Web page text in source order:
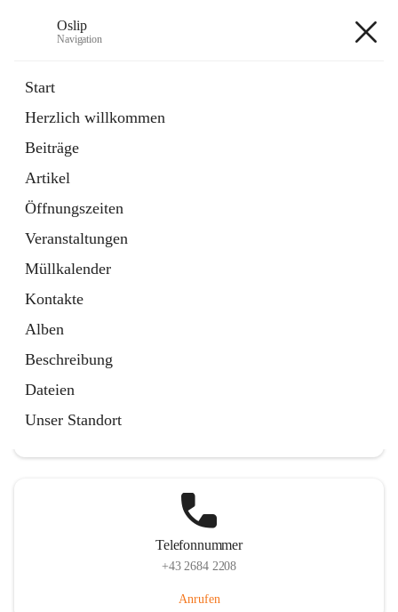
Oslip
Navigation
Start
Herzlich willkommen
Beiträge
Artikel
Öffnungszeiten
Veranstaltungen
Müllkalender
Kontakte
Alben
Beschreibung
Dateien
Unser Standort
Externe Webseite
in
Tab
Bundeskanzleramt Österreich
Externe Webseite
öffnet
in
neuem
Tab
Telefonnummer
+43 2684 2208
Anrufen